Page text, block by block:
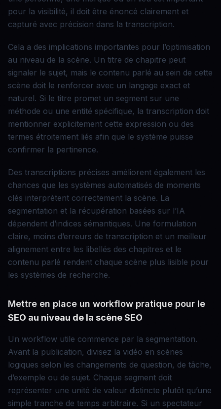
pour la visibilité, il doit être énoncé clairement et
capturé avec précision dans la transcription.
Cela a des implications importantes pour l’optimisation
au niveau de la scène. Un titre de chapitre peut
signaler le sujet, mais le contenu parlé au sein de cette
scène doit le renforcer avec un langage exact et
naturel. Si le titre promet un segment sur une
méthode ou une entité spécifique, la transcription doit
mentionner explicitement cette expression ou des
termes étroitement liés afin que le système puisse
confirmer la pertinence.
Des transcriptions précises améliorent également les
chances que les systèmes automatisés de moments
clés interprètent correctement la scène. La
segmentation et la récupération basées sur l’IA
dépendent d’indices sémantiques. Une formulation
claire, moins d’erreurs de transcription et un meilleur
alignement entre les libellés des chapitres et le
contenu parlé rendent chaque scène plus lisible pour
les systèmes de recherche.
Mettre en place un workflow pratique pour le
SEO au niveau de la scèneSEO
Un workflow utile commence par la segmentation.
Avant la publication, divisez la vidéo en scènes
logiques selon les changements de question, de tâche,
d’exemple ou de sujet. Chaque segment doit
représenter une unité de valeur distincte plutôt qu’une
simple tranche de temps arbitraire. Si un spectateur